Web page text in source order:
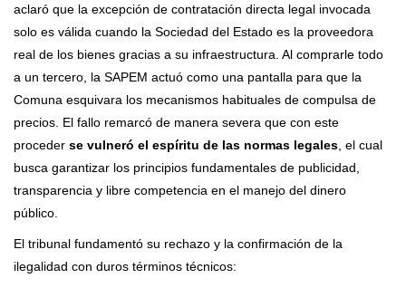
aclaró que la excepción de contratación directa legal invocada
solo es válida cuando la Sociedad del Estado es la proveedora
real de los bienes gracias a su infraestructura. Al comprarle todo
a un tercero, la SAPEM actuó como una pantalla para que la
Comuna esquivara los mecanismos habituales de compulsa de
precios. El fallo remarcó de manera severa que con este
proceder se vulneró el espíritu de las normas legales , el cual
busca garantizar los principios fundamentales de publicidad,
transparencia y libre competencia en el manejo del dinero
público.
El tribunal fundamentó su rechazo y la confirmación de la
ilegalidad con duros términos técnicos: